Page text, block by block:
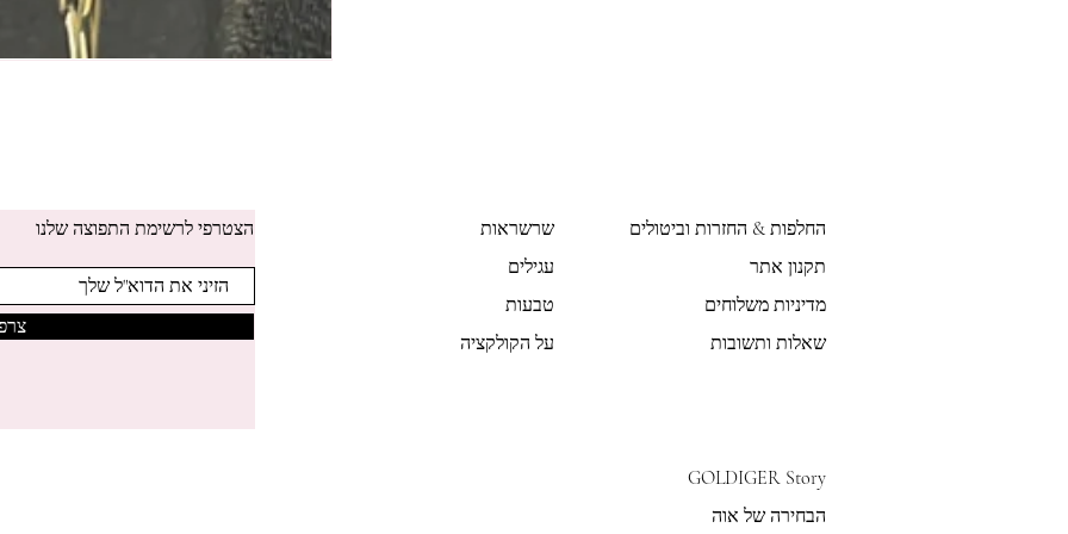
הצטרפי לרשימת התפוצה שלנו
שרשראות
עגילים
טבעות
על הקולקציה
החלפות & החזרות וביטולים
תקנון אתר
מדיניות משלוחים
שאלות ותשובות
GOLDIGER Story
הבחירה של אוה